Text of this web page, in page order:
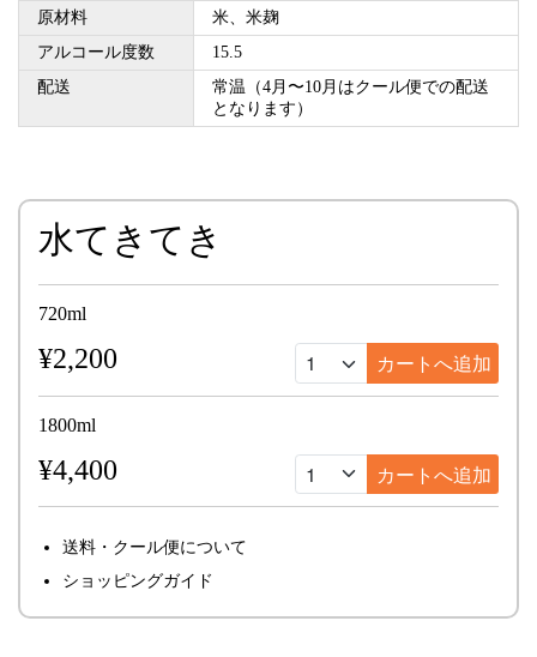
原材料
米、米麹
アルコール度数
15.5
配送
常温（4月〜10月はクール便での配送
となります）
水てきてき
720ml
¥2,200
1800ml
¥4,400
送料・クール便について
ショッピングガイド